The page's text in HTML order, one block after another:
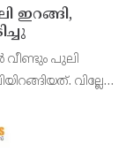
ഇറങ്ങി,
പുലി
വില്ലേജ്
പുലി എത്